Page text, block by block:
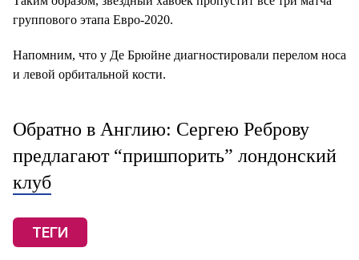
группового этапа Евро-2020.
Напомним, что у Де Брюйне диагностировали перелом носа
и левой орбитальной кости.
Обратно в Англию: Сергею Реброву
предлагают “пришпорить” лондонский
клуб
ТЕГИ